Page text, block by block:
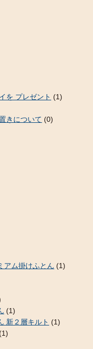
を プレゼント (1)
きについて (0)
アム掛けふとん (1)
(1)
新２層キルト (1)
(1)